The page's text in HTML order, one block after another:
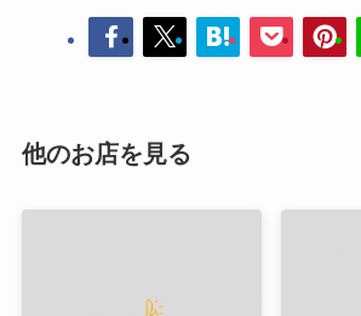
他のお店を見る